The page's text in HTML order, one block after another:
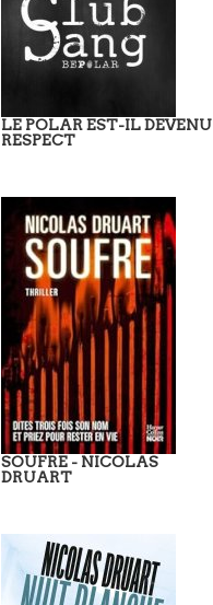
LE POLAR EST-IL DEVENU
RESPECT
SOUFRE - NICOLAS
DRUART